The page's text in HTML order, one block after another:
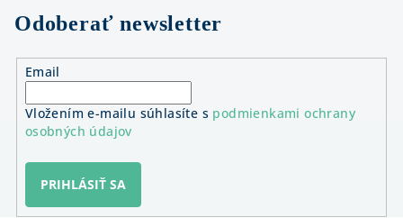
Odoberať newsletter
Email
Vložením e-mailu súhlasíte s podmienkami ochrany
osobných údajov
PRIHLÁSIŤ SA